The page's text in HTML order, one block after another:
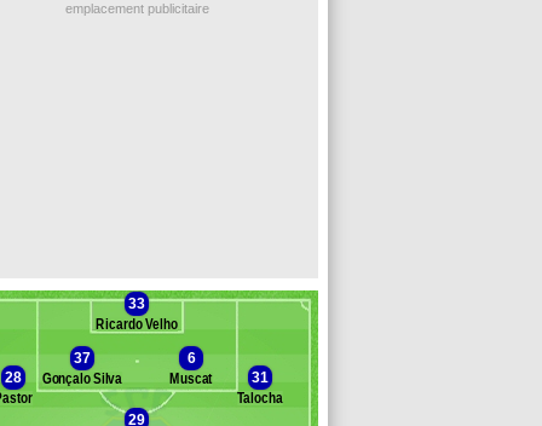
: l'OM domine Al-Shahaniya
emplacement publicitaire
33
Ricardo Velho
37
Gonçalo Silva
6
Muscat
28
31
Talocha
29